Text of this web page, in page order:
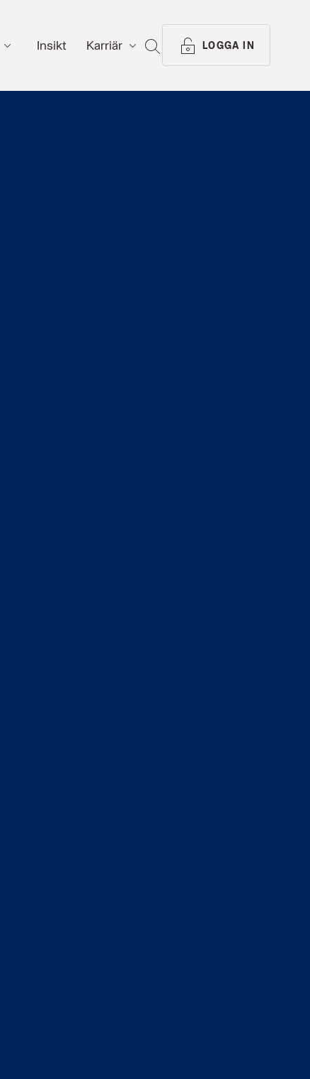
Insikt Karriär SÖK LOGGA IN